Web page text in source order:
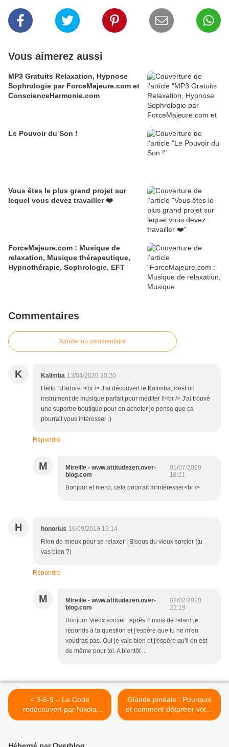
Vous aimerez aussi
MP3 Gratuits Relaxation, Hypnose
Sophrologie par ForceMajeure.com et
ConscienceHarmonie.com
Le Pouvoir du Son !
Vous êtes le plus grand projet sur
lequel vous devez travailler ❤️
ForceMajeure.com : Musique de
relaxation, Musique thérapeutique,
Hypnothérapie, Sophrologie, EFT
Commentaires
Ajouter un commentaire
K Kalimba 13/04/2020 20:20
Hello ! J'adore !<br /> J'ai découvert le Kalimba, c'est un
instrument de musique parfait pour méditer !!<br /> J'ai trouvé
une superbe boutique pour en acheter je pense que ça
pourrait vous intéresser :)
Répondre
M
Mireille - www.attitudezen.over-
blog.com
01/07/2020
18:21
Bonjour et merci, cela pourrait m'intéresser<br />
H honorius 19/09/2019 13:14
Rien de mieux pour se relaxer ! Bisous du vieux sorcier (tu
vas bien ?)
Répondre
M
Mireille - www.attitudezen.over-
blog.com
02/02/2020
22:19
Bonjour 'vieux sorcier', après 4 mois de retard je
réponds à ta question et j'espère que tu ne m'en
voudras pas. Oui je vais bien et j'espère qu'il en est
de même pour toi. A bientôt ...
< 3-6-9 – Le Code
redécouvert par Nikola
Tesla venait de
Glande pinéale : Pourquoi
et comment détartrer votre
glande pinéale >